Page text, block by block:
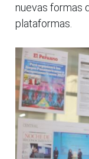
nuevas formas
plataformas.